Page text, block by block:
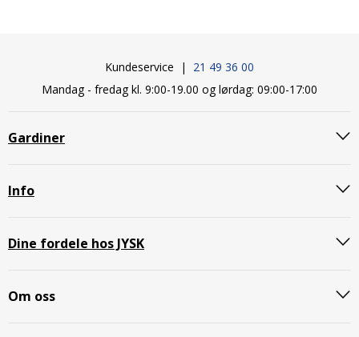
Kundeservice | 21 49 36 00
Mandag - fredag kl. 9:00-19.00 og lørdag: 09:00-17:00
Gardiner
Info
Dine fordele hos JYSK
Om oss